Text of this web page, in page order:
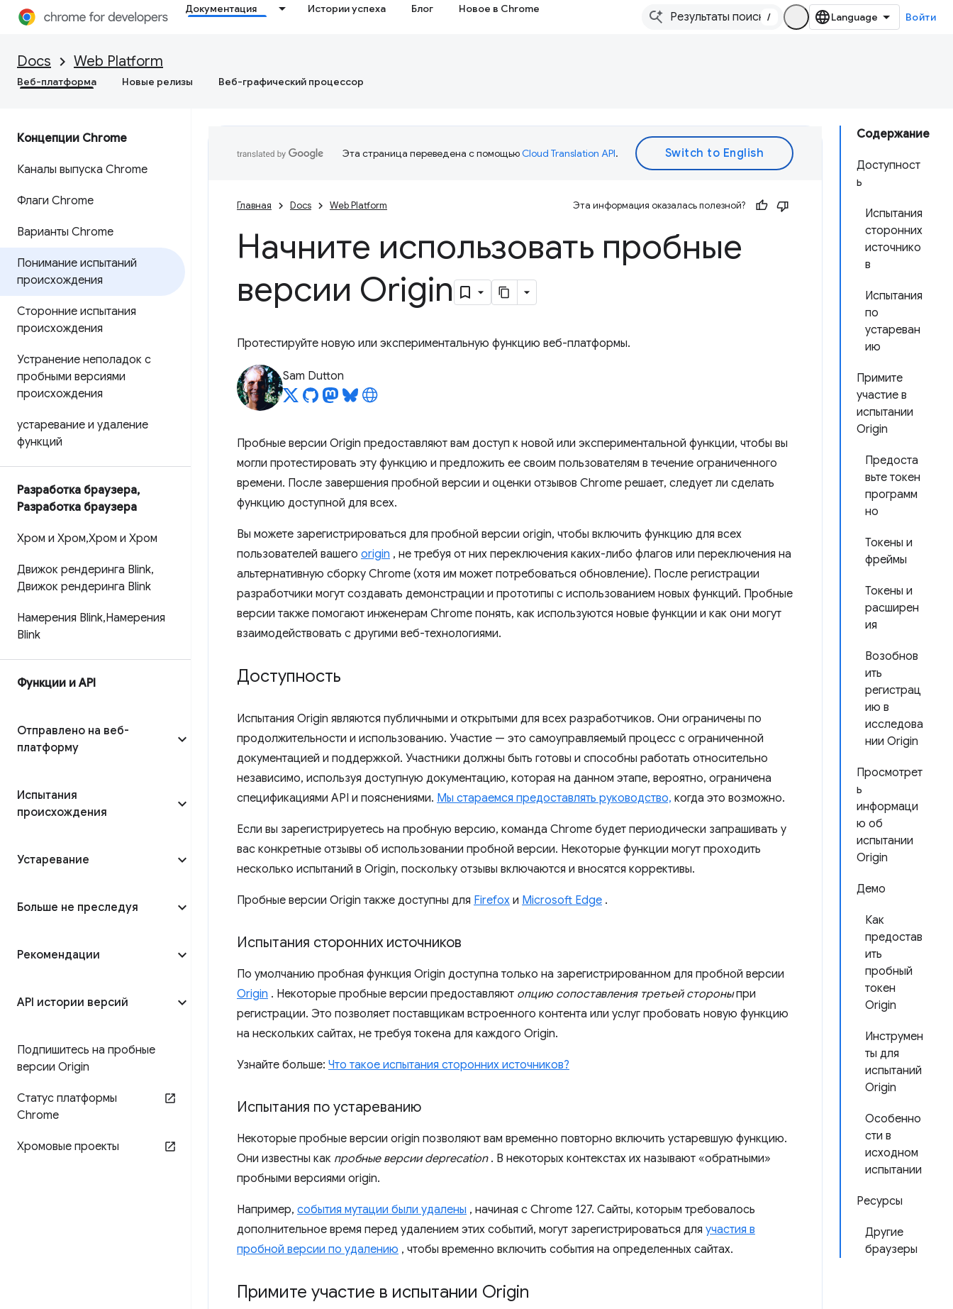
Документация Истории успеха Блог Новое в Chrome
/ Войти
Docs Web Platform
Веб-платформа Новые релизы Веб-графический процессор
Концепции Chrome
Каналы выпуска Chrome
Флаги Chrome
Варианты Chrome
Понимание испытаний
происхождения
Сторонние испытания
происхождения
Устранение неполадок с
пробными версиями
происхождения
устаревание и удаление
функций
Разработка браузера,
Разработка браузера
Хром и Хром,Хром и Хром
Движок рендеринга Blink,
Движок рендеринга Blink
Намерения Blink,Намерения
Blink
Функции и API
Отправлено на веб-
платформу
Испытания
происхождения
Устаревание
Больше не преследуя
Рекомендации
API истории версий
Подпишитесь на пробные
версии Origin
Статус платформы
Chrome
Хромовые проекты
Содержание
Доступност
ь
Испытания
сторонних
источнико
в
Испытания
по
устареван
ию
Примите
участие в
испытании
Origin
Предоста
вьте токен
программ
но
Токены и
фреймы
Токены и
расширен
ия
Возобнов
ить
регистрац
ию в
исследова
нии Origin
Просмотрет
ь
информаци
ю об
испытании
Origin
Демо
Как
предостав
ить
пробный
токен
Origin
Инструмен
ты для
испытаний
Origin
Особенно
сти в
исходном
испытании
Ресурсы
Другие
браузеры
Эта страница переведена с помощьюCloud Translation API.
Главная Docs Web Platform Эта информация оказалась полезной?
Начните использовать пробные
версии Origin
Протестируйте новую или экспериментальную функцию веб-платформы.
Sam Dutton
Пробные версии Origin предоставляют вам доступ к новой или экспериментальной функции, чтобы вы
могли протестировать эту функцию и предложить ее своим пользователям в течение ограниченного
времени. После завершения пробной версии и оценки отзывов Chrome решает, следует ли сделать
функцию доступной для всех.
Вы можете зарегистрироваться для пробной версии origin, чтобы включить функцию для всех
пользователей вашего origin , не требуя от них переключения каких-либо флагов или переключения на
альтернативную сборку Chrome (хотя им может потребоваться обновление). После регистрации
разработчики могут создавать демонстрации и прототипы с использованием новых функций. Пробные
версии также помогают инженерам Chrome понять, как используются новые функции и как они могут
взаимодействовать с другими веб-технологиями.
Доступность
Испытания Origin являются публичными и открытыми для всех разработчиков. Они ограничены по
продолжительности и использованию. Участие — это самоуправляемый процесс с ограниченной
документацией и поддержкой. Участники должны быть готовы и способны работать относительно
независимо, используя доступную документацию, которая на данном этапе, вероятно, ограничена
спецификациями API и пояснениями. Мы стараемся предоставлять руководство, когда это возможно.
Если вы зарегистрируетесь на пробную версию, команда Chrome будет периодически запрашивать у
вас конкретные отзывы об использовании пробной версии. Некоторые функции могут проходить
несколько испытаний в Origin, поскольку отзывы включаются и вносятся коррективы.
Пробные версии Origin также доступны для Firefox и Microsoft Edge .
Испытания сторонних источников
По умолчанию пробная функция Origin доступна только на зарегистрированном для пробной версии
Origin . Некоторые пробные версии предоставляют опцию сопоставления третьей стороныпри
регистрации. Это позволяет поставщикам встроенного контента или услуг пробовать новую функцию
на нескольких сайтах, не требуя токена для каждого Origin.
Узнайте больше: Что такое испытания сторонних источников?
Испытания по устареванию
Некоторые пробные версии origin позволяют вам временно повторно включить устаревшую функцию.
Они известны как пробные версии deprecation. В некоторых контекстах их называют «обратными»
пробными версиями origin.
Например, события мутации были удалены , начиная с Chrome 127. Сайты, которым требовалось
дополнительное время перед удалением этих событий, могут зарегистрироваться для участия в
пробной версии по удалению , чтобы временно включить события на определенных сайтах.
Примите участие в испытании Origin